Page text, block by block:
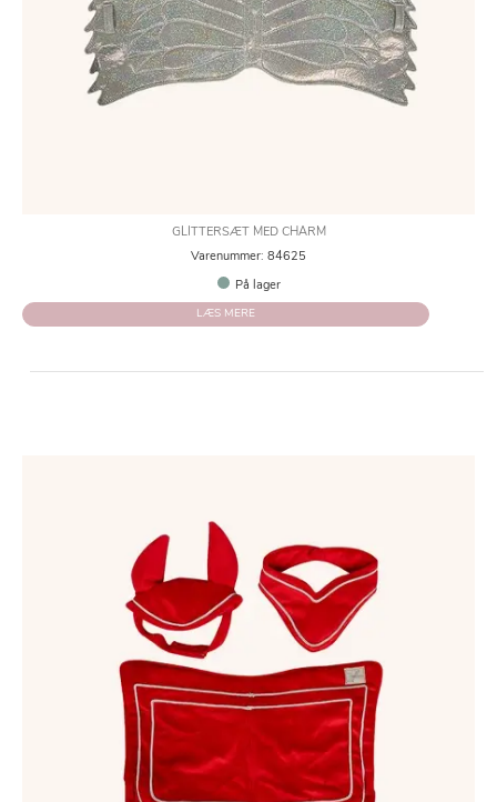
GLITTERSÆT MED CHARM
Varenummer: 84625
På lager
LÆS MERE